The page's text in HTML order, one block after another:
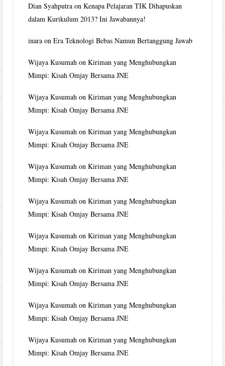
Dian Syahputra onKenapa Pelajaran TIK Dihapuskan
dalam Kurikulum 2013? Ini Jawabannya!
inara onEra Teknologi Bebas Namun Bertanggung Jawab
Wijaya Kusumah onKiriman yang Menghubungkan
Mimpi: Kisah Omjay Bersama JNE
Wijaya Kusumah onKiriman yang Menghubungkan
Mimpi: Kisah Omjay Bersama JNE
Wijaya Kusumah onKiriman yang Menghubungkan
Mimpi: Kisah Omjay Bersama JNE
Wijaya Kusumah onKiriman yang Menghubungkan
Mimpi: Kisah Omjay Bersama JNE
Wijaya Kusumah onKiriman yang Menghubungkan
Mimpi: Kisah Omjay Bersama JNE
Wijaya Kusumah onKiriman yang Menghubungkan
Mimpi: Kisah Omjay Bersama JNE
Wijaya Kusumah onKiriman yang Menghubungkan
Mimpi: Kisah Omjay Bersama JNE
Wijaya Kusumah onKiriman yang Menghubungkan
Mimpi: Kisah Omjay Bersama JNE
Wijaya Kusumah onKiriman yang Menghubungkan
Mimpi: Kisah Omjay Bersama JNE